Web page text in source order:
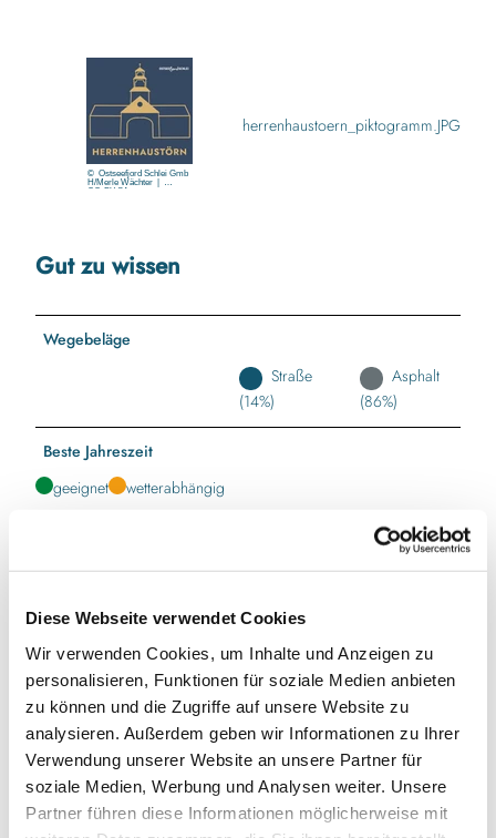
Diese Webseite verwendet Cookies
Wir verwenden Cookies, um Inhalte und Anzeigen zu
personalisieren, Funktionen für soziale Medien anbieten
zu können und die Zugriffe auf unsere Website zu
analysieren. Außerdem geben wir Informationen zu Ihrer
Verwendung unserer Website an unsere Partner für
soziale Medien, Werbung und Analysen weiter. Unsere
Partner führen diese Informationen möglicherweise mit
© Ostseefjord Schlei Gmb
H/Merle Wächter |
CC-BY-SA
herrenhaustoern_piktogramm.JPG
Gut zu wissen
Wegebeläge
Straße
(14%)
Asphalt
(86%)
Beste Jahreszeit
geeignet
wetterabhängig
Jun Jul
Toureigenschaften
Beschilderung
Einkehrmöglichkeit
Fahrradtauglich